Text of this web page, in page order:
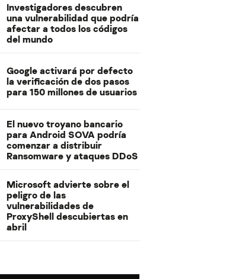
Investigadores descubren
una vulnerabilidad que podría
afectar a todos los códigos
del mundo
Google activará por defecto
la verificación de dos pasos
para 150 millones de usuarios
El nuevo troyano bancario
para Android SOVA podría
comenzar a distribuir
Ransomware y ataques DDoS
Microsoft advierte sobre el
peligro de las
vulnerabilidades de
ProxyShell descubiertas en
abril